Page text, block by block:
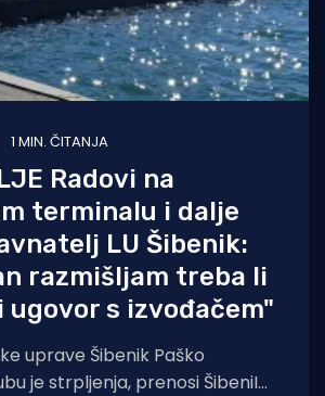
1 MIN. ČITANJA
Radovi na
terminalu i dalje
LU Šibenik:
razmišljam treba li
s izvođačem"
uprave Šibenik Paško
je strpljenja, prenosi ŠibeniIN.